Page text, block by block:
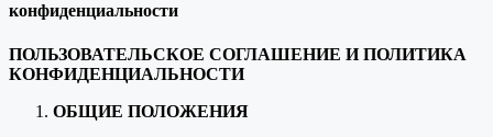
конфиденциальности
ПОЛЬЗОВАТЕЛЬСКОЕ СОГЛАШЕНИЕ И ПОЛИТИКА
КОНФИДЕНЦИАЛЬНОСТИ
ОБЩИЕ ПОЛОЖЕНИЯ